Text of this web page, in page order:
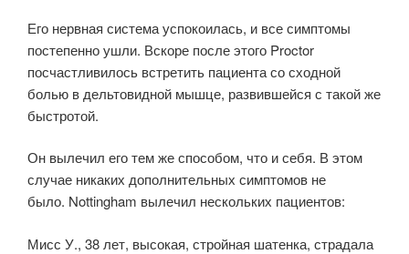
Его нервная система успокоилась, и все симптомы
постепенно ушли. Вскоре после этого Proctor
посчастливилось встретить пациента со сходной
болью в дельтовидной мышце, развившейся с такой же
быстротой.
Он вылечил его тем же способом, что и себя. В этом
случае никаких дополнительных симптомов не
было. Nottingham вылечил нескольких пациентов:
Мисс У., 38 лет, высокая, стройная шатенка, страдала